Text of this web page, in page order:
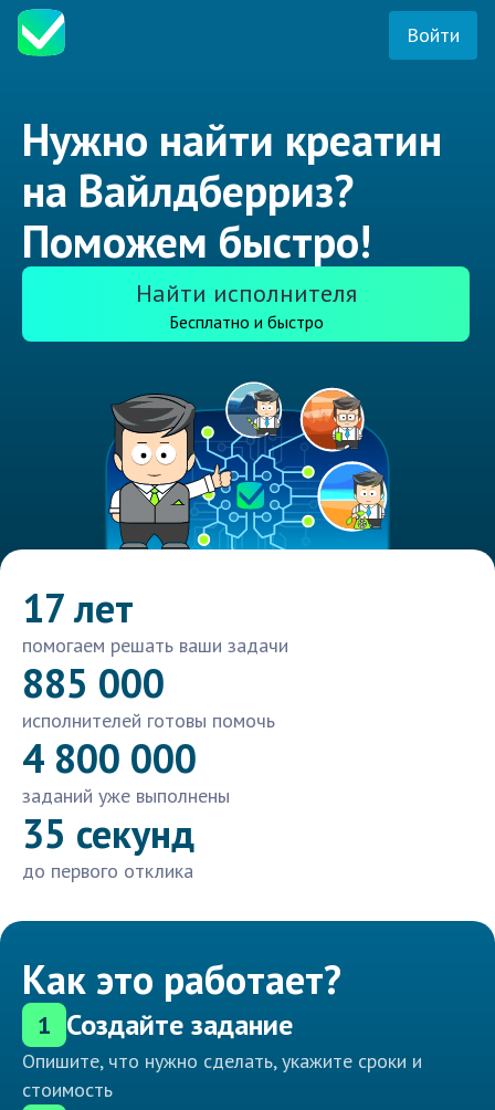
Войти
Нужно найти креатин
на Вайлдберриз?
Поможем быстро!
Найти исполнителя
Бесплатно и быстро
17 лет
помогаем решать ваши задачи
885 000
исполнителей готовы помочь
4 800 000
заданий уже выполнены
35 секунд
до первого отклика
Как это работает?
1 Создайте задание
Опишите, что нужно сделать, укажите сроки и
стоимость